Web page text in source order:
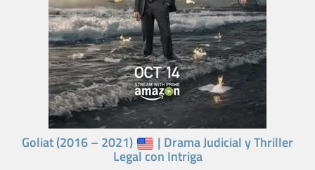
Goliat (2016 – 2021) | Drama Judicial y Thriller
Legal con Intriga